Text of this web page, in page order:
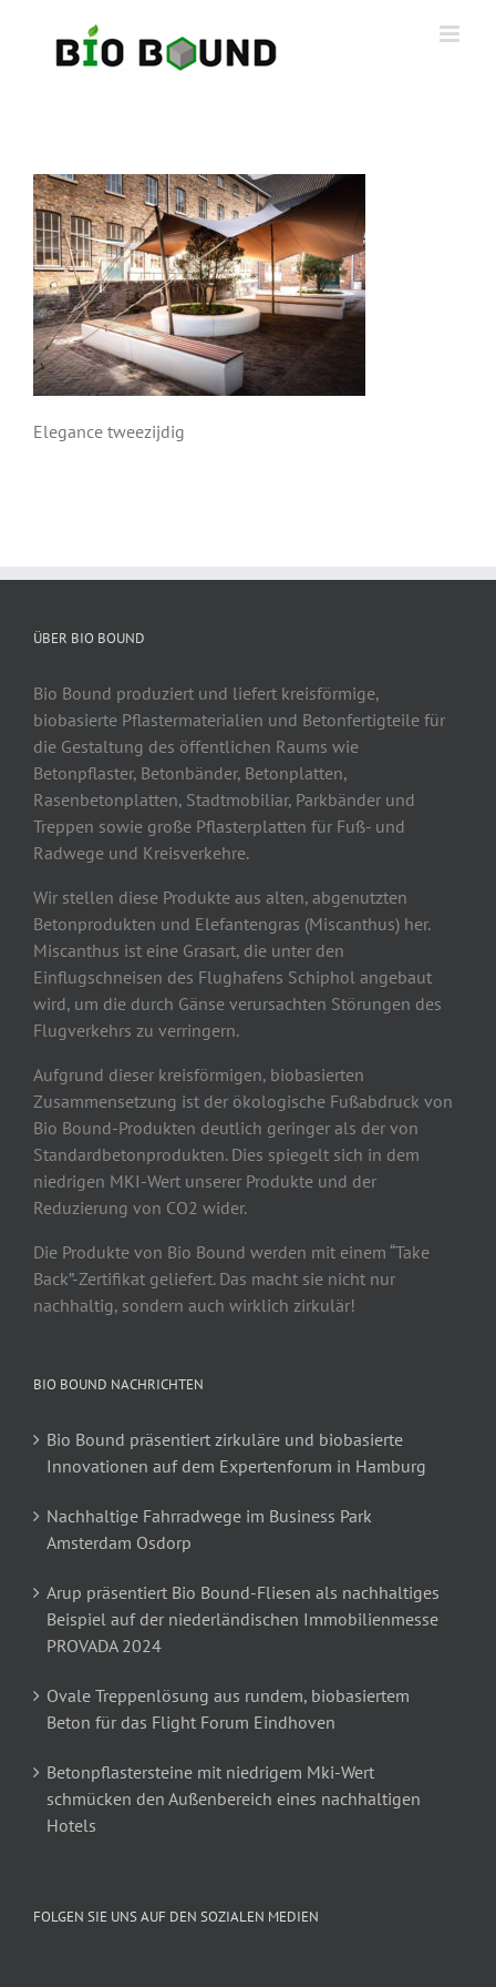
Elegance tweezijdig
ÜBER BIO BOUND
Bio Bound produziert und liefert kreisförmige,
biobasierte Pflastermaterialien und Betonfertigteile für
die Gestaltung des öffentlichen Raums wie
Betonpflaster, Betonbänder, Betonplatten,
Rasenbetonplatten, Stadtmobiliar, Parkbänder und
Treppen sowie große Pflasterplatten für Fuß- und
Radwege und Kreisverkehre.
Wir stellen diese Produkte aus alten, abgenutzten
Betonprodukten und Elefantengras (Miscanthus) her.
Miscanthus ist eine Grasart, die unter den
Einflugschneisen des Flughafens Schiphol angebaut
wird, um die durch Gänse verursachten Störungen des
Flugverkehrs zu verringern.
Aufgrund dieser kreisförmigen, biobasierten
Zusammensetzung ist der ökologische Fußabdruck von
Bio Bound-Produkten deutlich geringer als der von
Standardbetonprodukten. Dies spiegelt sich in dem
niedrigen MKI-Wert unserer Produkte und der
Reduzierung von CO2 wider.
Die Produkte von Bio Bound werden mit einem “Take
Back”-Zertifikat geliefert. Das macht sie nicht nur
nachhaltig, sondern auch wirklich zirkulär!
BIO BOUND NACHRICHTEN
Bio Bound präsentiert zirkuläre und biobasierte
Innovationen auf dem Expertenforum in Hamburg
Nachhaltige Fahrradwege im Business Park
Amsterdam Osdorp
Arup präsentiert Bio Bound-Fliesen als nachhaltiges
Beispiel auf der niederländischen Immobilienmesse
PROVADA 2024
Ovale Treppenlösung aus rundem, biobasiertem
Beton für das Flight Forum Eindhoven
Betonpflastersteine mit niedrigem Mki-Wert
schmücken den Außenbereich eines nachhaltigen
Hotels
FOLGEN SIE UNS AUF DEN SOZIALEN MEDIEN